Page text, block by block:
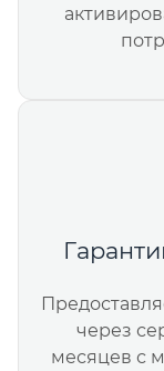
через
месяцев с